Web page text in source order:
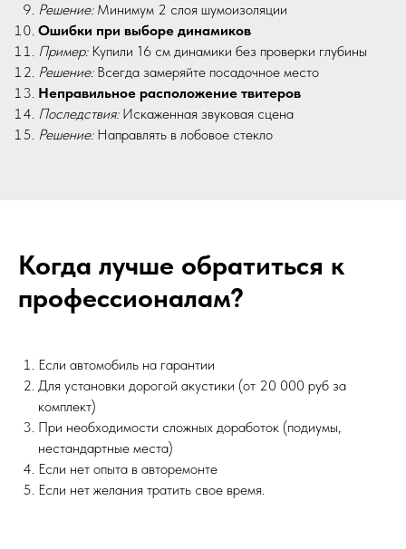
Решение:Минимум 2 слоя шумоизоляции
Ошибки при выборе динамиков
Пример:Купили 16 см динамики без проверки глубины
Решение:Всегда замеряйте посадочное место
Неправильное расположение твитеров
Последствия:Искаженная звуковая сцена
Решение:Направлять в лобовое стекло
Когда лучше обратиться к
профессионалам?
Если автомобиль на гарантии
Для установки дорогой акустики (от 20 000 руб за
комплект)
При необходимости сложных доработок (подиумы,
нестандартные места)
Если нет опыта в авторемонте
Если нет желания тратить свое время.